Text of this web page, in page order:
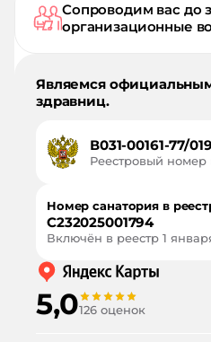
Сопроводим вас до
организационные
Являемся
здравниц.
В031-00161-77/
Реестровый номер
Номер санатория в
С232025001794
Включён в реестр 1
5,0126 оценок